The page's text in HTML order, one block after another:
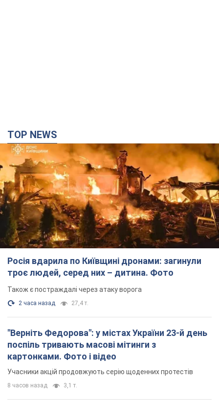
TOP NEWS
Росія вдарила по Київщині дронами: загинули
троє людей, серед них – дитина. Фото
Також є постраждалі через атаку ворога
2 часа назад 27,4 т.
"Верніть Федорова": у містах України 23-й день
поспіль тривають масові мітинги з
картонками. Фото і відео
Учасники акцій продовжують серію щоденних протестів
8 часов назад 3,1 т.